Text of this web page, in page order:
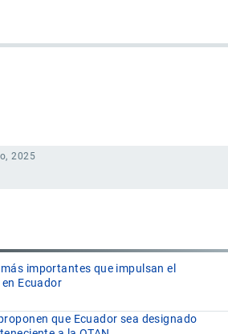
2025
importantes que impulsan el
Ecuador
que Ecuador sea designado